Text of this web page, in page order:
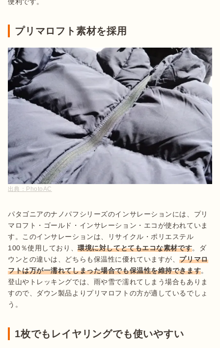
プリマロフト素材を採用
出典： PhotoAC
パタゴニアのナノパフシリーズのインサレーションには、プリ
マロフト・ゴールド・インサレーション・エコが使われていま
す。このインサレーションは、リサイクル・ポリエステル
100％使用しており、環境に対してとてもエコな素材です。ダ
ウンとの違いは、どちらも保温性に優れていますが、プリマロ
フトは万が一濡れてしまった場合でも保温性を維持できます。
登山やトレッキングでは、雨や雪で濡れてしまう場合もありま
すので、ダウン製品よりプリマロフトの方が適しているでしょ
う。
1枚でもレイヤリングでも使いやすい